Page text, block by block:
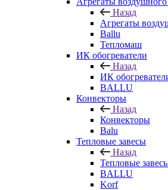
Назад
Агрегаты
Ballu
Тепломаш
ИК обогреватели
Назад
ИК
BALLU
Конвекторы
Назад
Конвекторы
Balu
Тепловые завесы
Назад
Тепловые
BALLU
Korf